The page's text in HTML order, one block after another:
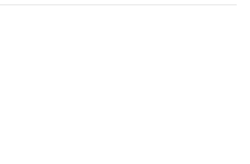
21